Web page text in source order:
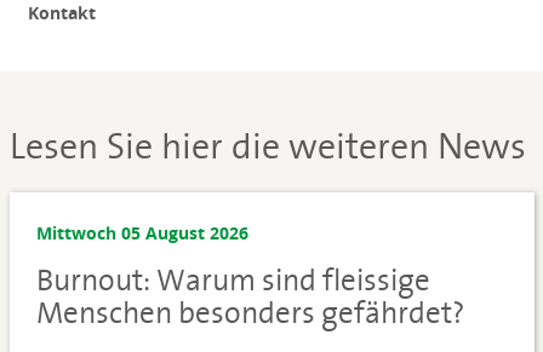
Kontakt
Lesen Sie hier die weiteren News
Mittwoch 05 August 2026
Burnout: Warum sind fleissige
Menschen besonders gefährdet?